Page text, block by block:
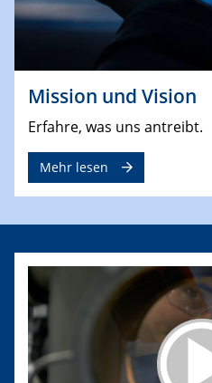
Mission und Vision
Erfahre, was uns antreibt.
Mehr lesen